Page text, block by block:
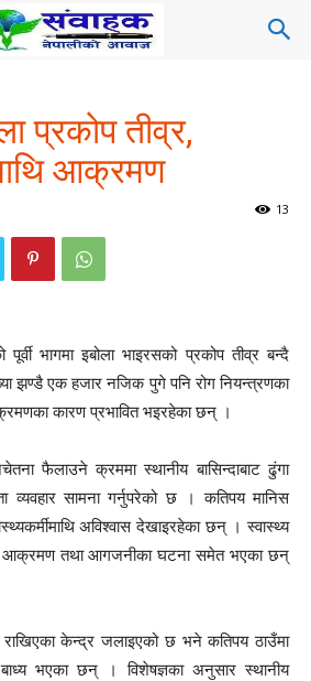
प्रकोप तीव्र,
आक्रमण
13
भागमा इबोला भाइरसको प्रकोप तीव्र बन्दै
झण्डै एक हजार नजिक पुगे पनि रोग नियन्त्रणका
कारण प्रभावित भइरहेका छन् ।
फैलाउने क्रममा स्थानीय बासिन्दाबाट ढुंगा
व्यवहार सामना गर्नुपरेको छ । कतिपय मानिस
अविश्वास देखाइरहेका छन् । स्वास्थ्य
आक्रमण तथा आगजनीका घटना समेत भएका छन्
राखिएका केन्द्र जलाइएको छ भने कतिपय ठाउँमा
बाध्य भएका छन् । विशेषज्ञका अनुसार स्थानीय